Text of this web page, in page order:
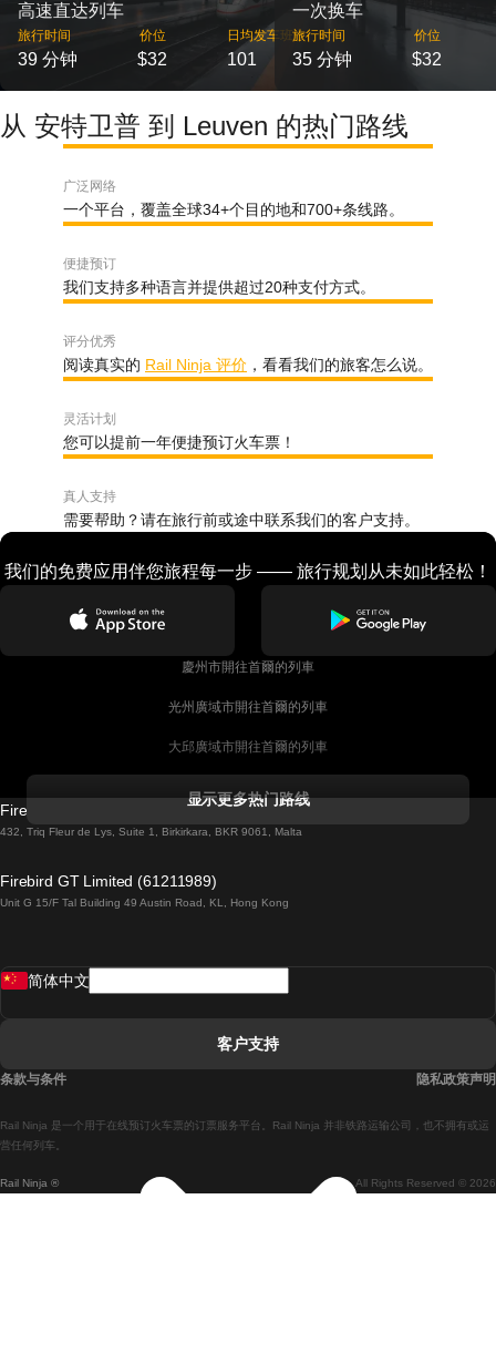
高速直达列车
旅行时间
39 分钟
价位
$32
日均发车班次
101
一次换车
旅行时间
35 分钟
价位
$32
从 安特卫普 到 Leuven 的热门路线
广泛网络
一个平台，覆盖全球34+个目的地和700+条线路。
便捷预订
我们支持多种语言并提供超过20种支付方式。
评分优秀
阅读真实的 Rail Ninja 评价 ，看看我们的旅客怎么说。
灵活计划
您可以提前一年便捷预订火车票！
真人支持
需要帮助？请在旅行前或途中联系我们的客户支持。
我们的免费应用伴您旅程每一步 —— 旅行规划从未如此轻松！
慶州市開往首爾的列車
光州廣域市開往首爾的列車
大邱廣域市開往首爾的列車
都柏林開往戈尔韦的列車
羅馬開往拿坡里的列車
馬德里開往巴塞罗那的列車
显示更多热门路线
Firebird GT Limited (OC 1451)
432, Triq Fleur de Lys, Suite 1, Birkirkara, BKR 9061, Malta
Firebird GT Limited (61211989)
Unit G 15/F Tal Building 49 Austin Road, KL, Hong Kong
Rail Ninja ® All Rights Reserved © 2026
Rail Ninja 是一个用于在线预订火车票的订票服务平台。Rail Ninja 并非铁路运输公司，也不拥有或运
营任何列车。
简体中文
客户支持
条款与条件 隐私政策声明